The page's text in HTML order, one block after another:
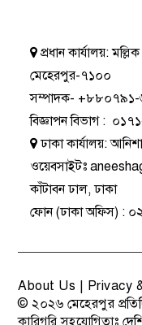
প্রধান কার্যালয়:
মেহেরপুর-৭১০০
সম্পাদক-
বিজ্ঞাপন বিভাগ:
ঢাকা কার্যালয়:
ওয়েবসাইটঃ
কাঁটাবন ঢাল, ঢাকা
ফোন(ঢাকা অফিস) :
About Us Privacy
© ২০২৬ মেহেরপুর